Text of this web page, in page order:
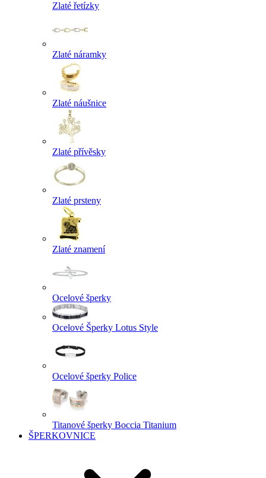
Zlaté řetízky
Zlaté náramky
Zlaté náušnice
Zlaté přívěsky
Zlaté prsteny
Zlaté znamení
Ocelové šperky
Ocelové Šperky Lotus Style
Ocelové šperky Police
Titanové šperky Boccia Titanium
ŠPERKOVNICE